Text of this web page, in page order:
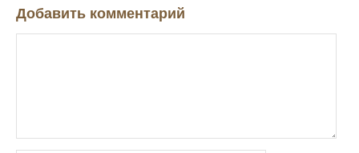
Добавить комментарий